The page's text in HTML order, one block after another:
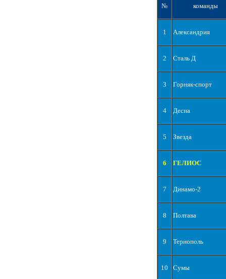
№ команды
1 Александрия
2 Сталь Д
3 Горняк-спорт
4 Десна
5 Звезда
6 ГЕЛИОС
7 Динамо-2
8 Полтава
9 Тернополь
10 Сумы